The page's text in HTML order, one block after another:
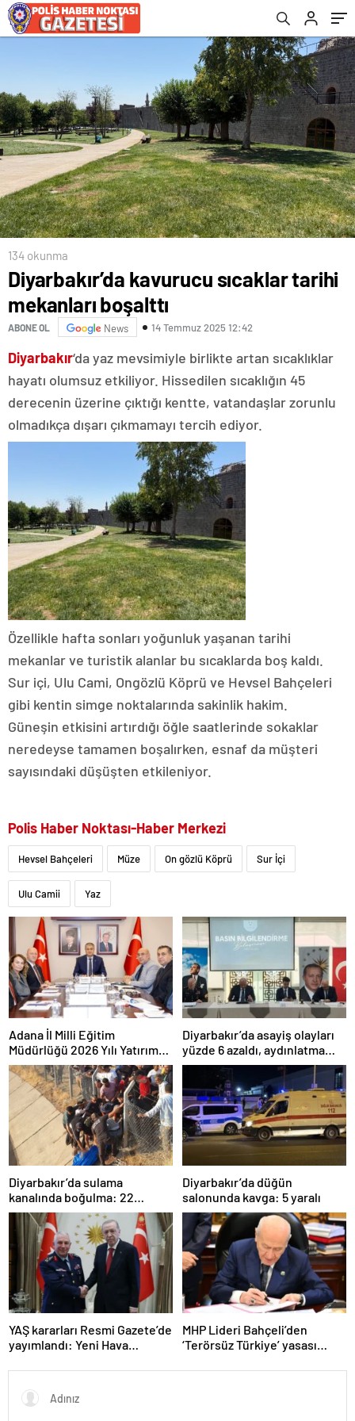
134 okunma
Diyarbakır’da kavurucu sıcaklar tarihi
mekanları boşalttı
ABONE OL News 14 Temmuz 2025 12:42
Diyarbakır‘da yaz mevsimiyle birlikte artan sıcaklıklar
hayatı olumsuz etkiliyor. Hissedilen sıcaklığın 45
derecenin üzerine çıktığı kentte, vatandaşlar zorunlu
olmadıkça dışarı çıkmamayı tercih ediyor.
Özellikle hafta sonları yoğunluk yaşanan tarihi
mekanlar ve turistik alanlar bu sıcaklarda boş kaldı.
Sur içi, Ulu Cami, Ongözlü Köprü ve Hevsel Bahçeleri
gibi kentin simge noktalarında sakinlik hakim.
Güneşin etkisini artırdığı öğle saatlerinde sokaklar
neredeyse tamamen boşalırken, esnaf da müşteri
sayısındaki düşüşten etkileniyor.
Polis Haber Noktası-Haber Merkezi
Hevsel Bahçeleri Müze On gözlü Köprü Sur İçi
Ulu Camii Yaz
Adana İl Milli Eğitim
Müdürlüğü 2026 Yılı Yatırım
Programı değerlendirildi
Diyarbakır’da asayiş olayları
yüzde 6 azaldı, aydınlatma
oranı yüzde 98’e yükseldi
Diyarbakır’da sulama
kanalında boğulma: 22
yaşındaki genç hayatını
kaybetti
Diyarbakır’da düğün
salonunda kavga: 5 yaralı
YAŞ kararları Resmi Gazete’de
yayımlandı: Yeni Hava
Orgeneral Rafet Dalkıran
MHP Lideri Bahçeli’den
‘Terörsüz Türkiye’ yasası